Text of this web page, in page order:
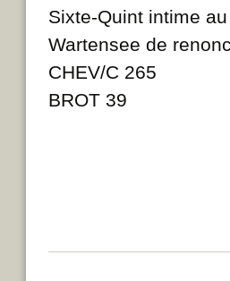
Sixte-Quint intime
Wartensee de
CHEV/C 265
BROT 39